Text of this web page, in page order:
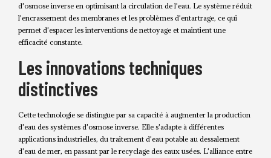
d'osmose inverse en optimisant la circulation de l'eau. Le système réduit
l'encrassement des membranes et les problèmes d'entartrage, ce qui
permet d'espacer les interventions de nettoyage et maintient une
efficacité constante.
Les innovations techniques
distinctives
Cette technologie se distingue par sa capacité à augmenter la production
d'eau des systèmes d'osmose inverse. Elle s'adapte à différentes
applications industrielles, du traitement d'eau potable au dessalement
d'eau de mer, en passant par le recyclage des eaux usées. L'alliance entre